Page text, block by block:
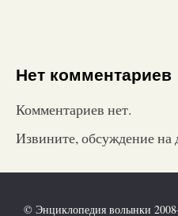
Нет комментариев
Комментариев нет.
Извините, обсуждение
© Энциклопедия волынки